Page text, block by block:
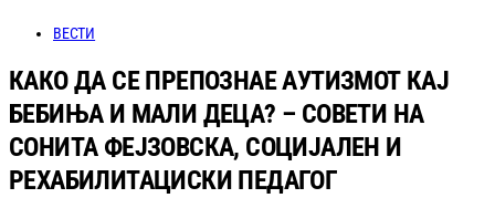
ВЕСТИ
КАКО ДА СЕ ПРЕПОЗНАЕ АУТИЗМОТ КАЈ
БЕБИЊА И МАЛИ ДЕЦА? – СОВЕТИ НА
СОНИТА ФЕЈЗОВСКА, СОЦИЈАЛЕН И
РЕХАБИЛИТАЦИСКИ ПЕДАГОГ